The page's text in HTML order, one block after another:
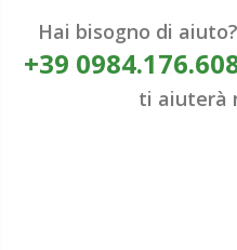
Hai bisogno di
+39
ti aiuterà